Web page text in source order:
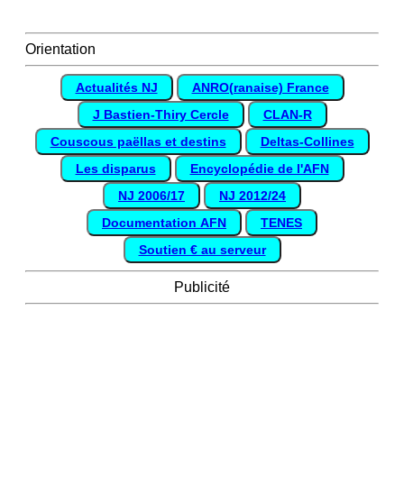
Orientation
Actualités NJ
ANRO(ranaise) France
J Bastien-Thiry Cercle
CLAN-R
Couscous paëllas et destins
Deltas-Collines
Les disparus
Encyclopédie de l'AFN
NJ 2006/17
NJ 2012/24
Documentation AFN
TENES
Soutien € au serveur
Publicité